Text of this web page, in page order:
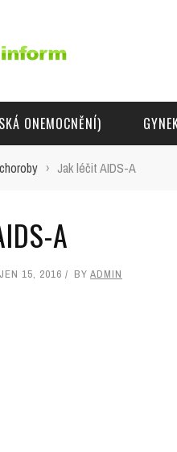
ONEMOCNĚNÍ)
› Jak léčit AIDS-A
A
15, 2016 BY ADMIN